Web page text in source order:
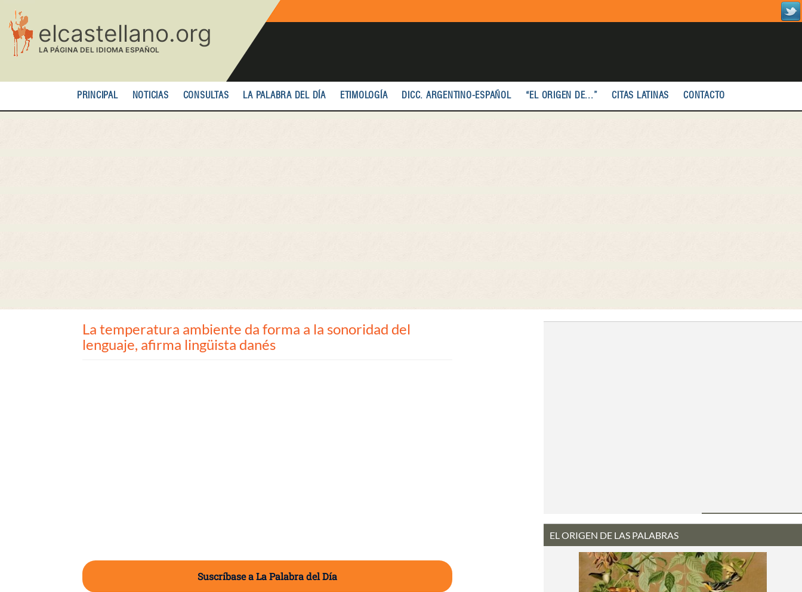
contenido
principal
PRINCIPAL NOTICIAS CONSULTAS LA PALABRA DEL DÍA ETIMOLOGÍA DICC. ARGENTINO-ESPAÑOL “EL ORIGEN DE...” CITAS LATINAS CONTACTO
La temperatura ambiente da forma a la sonoridad del
lenguaje, afirma lingüista danés
Suscríbase a La Palabra del Día
EL ORIGEN DE LAS PALABRAS